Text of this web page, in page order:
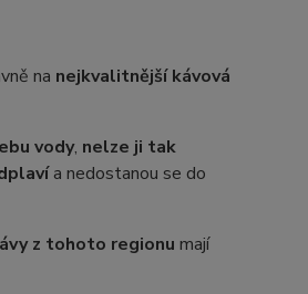
na nejkvalitnější kávová
vody, nelze ji tak
a nedostanou se do
z tohoto regionu mají